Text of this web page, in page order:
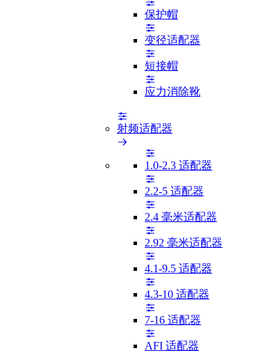
保护帽
变径适配器
短接帽
应力消除靴
射频适配器
1.0-2.3 适配器
2.2-5 适配器
2.4 毫米适配器
2.92 毫米适配器
4.1-9.5 适配器
4.3-10 适配器
7-16 适配器
AFI 适配器